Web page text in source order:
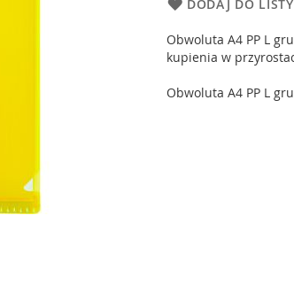
DODAJ DO
Obwoluta A4 PP L
kupienia w
Obwoluta A4 PP L